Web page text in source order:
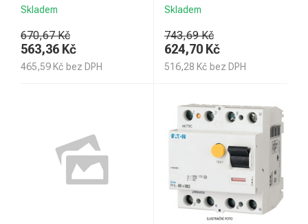
Skladem
670,67 Kč
563,36 Kč
465,59 Kč bez DPH
Skladem
743,69 Kč
624,70 Kč
516,28 Kč bez DPH